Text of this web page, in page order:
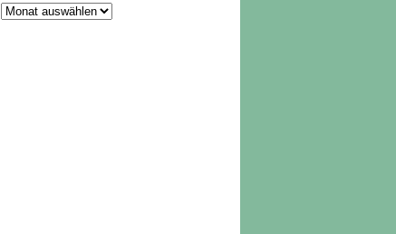
Archiv